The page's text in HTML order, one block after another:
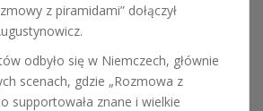
z piramidami” dołączył
odbyło się w Niemczech, głównie
scenach, gdzie „Rozmowa z
supportowała znane i wielkie